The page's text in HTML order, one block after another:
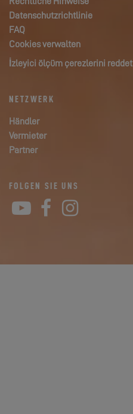
Datenschutzrichtlinie
FAQ
Cookies verwalten
İzleyici ölçüm çerezlerini reddet
NETZWERK
Händler
Vermieter
Partner
FOLGEN SIE UNS
YouTube
Facebook
Instagram